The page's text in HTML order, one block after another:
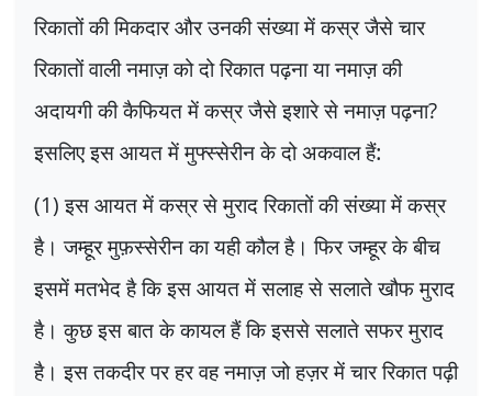
रिकातों की मिकदार और उनकी संख्या में कस्र जैसे चार
रिकातों वाली नमाज़ को दो रिकात पढ़ना या नमाज़ की
अदायगी की कैफियत में कस्र जैसे इशारे से नमाज़ पढ़ना?
इसलिए इस आयत में मुफ्स्सेरीन के दो अकवाल हैं:
(1)इस आयत में कस्र से मुराद रिकातों की संख्या में कस्र
है। जम्हूर मुफ़स्सेरीन का यही कौल है। फिर जम्हूर के बीच
इसमें मतभेद है कि इस आयत में सलाह से सलाते खौफ मुराद
है। कुछ इस बात के कायल हैं कि इससे सलाते सफर मुराद
है। इस तकदीर पर हर वह नमाज़ जो हज़र में चार रिकात पढ़ी